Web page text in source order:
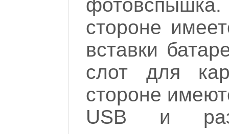
стороне
вставки
слот для
стороне
USB и